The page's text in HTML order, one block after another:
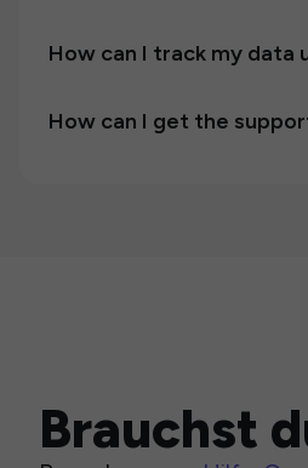
How can I track my data
How can I get the
Brauchst